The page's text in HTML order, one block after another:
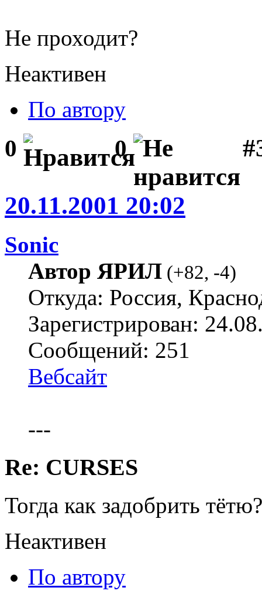
Не проходит?
Неактивен
По автору
0 0
20.11.2001 20:02
Sonic
Автор ЯРИЛ (+82, -4)
Откуда: Россия,
Зарегистрирован:
Сообщений: 251
Вебсайт
---
Re: CURSES
Тогда как задобрить тётю?
Неактивен
По автору